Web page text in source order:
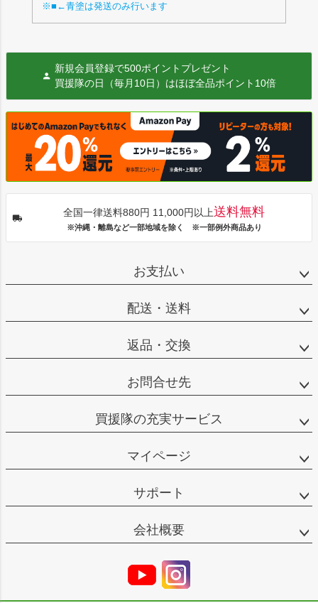
※■←青塗は発送のみ行います
新規会員登録で500ポイントプレゼント
買援隊の日（毎月10日）はほぼ全品ポイント10倍
全国一律送料880円 11,000円以上送料無料
※沖縄・離島など一部地域を除く ※一部例外商品あり
お支払い
配送・送料
返品・交換
お問合せ先
買援隊の充実サービス
マイページ
サポート
会社概要